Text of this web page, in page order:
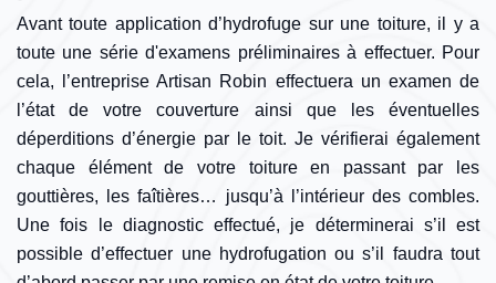
Avant toute application d’hydrofuge sur une toiture, il y a
toute une série d'examens préliminaires à effectuer. Pour
cela, l’entreprise Artisan Robin effectuera un examen de
l’état de votre couverture ainsi que les éventuelles
déperditions d’énergie par le toit. Je vérifierai également
chaque élément de votre toiture en passant par les
gouttières, les faîtières… jusqu’à l’intérieur des combles.
Une fois le diagnostic effectué, je déterminerai s’il est
possible d’effectuer une hydrofugation ou s’il faudra tout